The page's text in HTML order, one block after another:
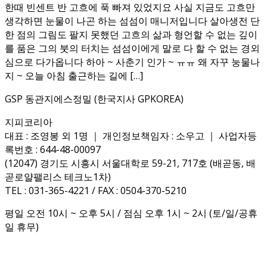
한때 빈센트 반 고흐에 푹 빠져 있었지요 사실 지금도 고흐만
생각하면 눈물이 나곤 하는 섬섬이 매니저입니다 살아생전 단
한 점의 그림도 팔지 못했던 고흐의 삶과 형언할 수 없는 깊이
를 품은 그의 붓의 터치는 섬섬이에게 말로 다 할 수 없는 경외
심으로 다가옵니다 하아 ~ 사춘기 인가 ~ ㅠㅠ 왜 자꾸 눙물나
지 ~ 오늘 아침 출근하는 길에 […]
GSP 동관지에스정밀 (한국지사 GPKOREA)
지피코리아
대표 : 조영봉 외 1명 ｜ 개인정보책임자 : 소우고 ｜ 사업자등
록번호 : 644-48-00097
(12047) 경기도 시흥시 서울대학로 59-21, 717호 (배곧동, 배
곧로얄팰리스 테크노1차)
TEL : 031-365-4221 / FAX : 0504-370-5210
평일 오전 10시 ~ 오후 5시 / 점심 오후 1시 ~ 2시 (토/일/공휴
일 휴무)